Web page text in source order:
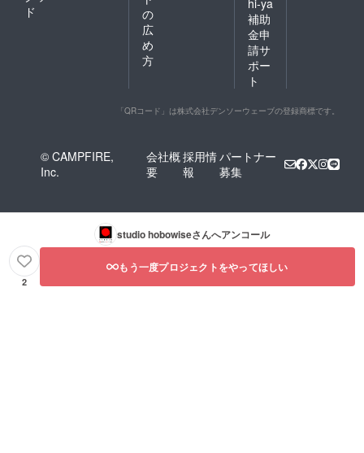
ド
の
広
め
方
hi-ya
補助
金申
請サ
ポー
ト
「QRコード」は株式会社デンソーウェーブの登録商標です。
© CAMPFIRE,
Inc.
会社概
要
採用情
報
パートナー
募集
studio hobowiseさんへアンコール
2
もう一度プロジェクトをやってほしい